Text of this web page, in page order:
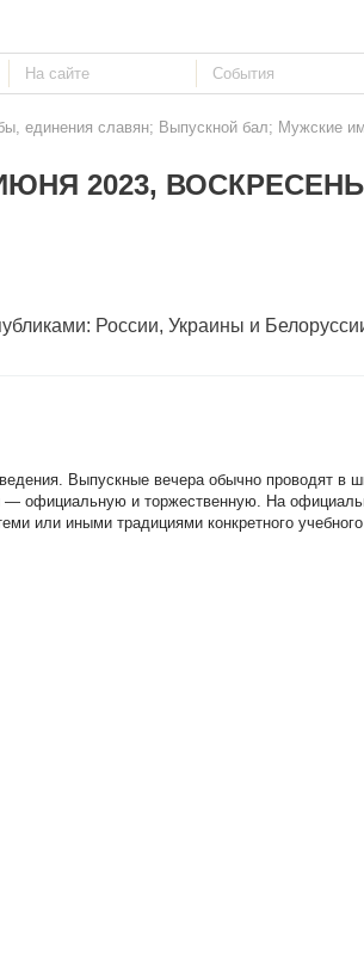
единения славян; Выпускной бал; Мужские
2023,
России, Украины и
Выпускные вечера обычно проводят в
официальную и торжественную. На
или иными традициями конкретного